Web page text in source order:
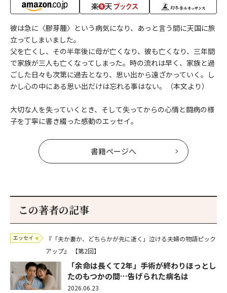
彼は急に〈膠芽腫〉という病気になり、あっと言う間に天国に旅
立ってしまいました。
父を亡くし、その半年後に母が亡くなり、彼も亡くなり、三年間
で家族が三人も亡くなってしまった。時の流れは早く、家族と過
ごした日々も次第に過去となり、思い出から遠ざかっていく。し
かし心の中にある思い出だけは忘れる事はない。（本文より）
大切な人を失っていくとき、そして失ってからの心情と闘病の様
子を丁寧に書き綴った感動のエッセイ。
書籍ページへ
この著者の記事
エッセイ
『「夫か妻か、どちらかが先に逝く」泣ける夫婦の物語ピック
アップ』
【第2回】
「余命は長くて2年」手術が終わりほっとし
たのもつかの間…告げられた病名は
2026.06.23